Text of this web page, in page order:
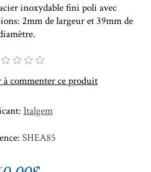
inoxydable fini poli avec
2mm de largeur et 39mm de
à commenter ce produit
Italgem
SHEA85